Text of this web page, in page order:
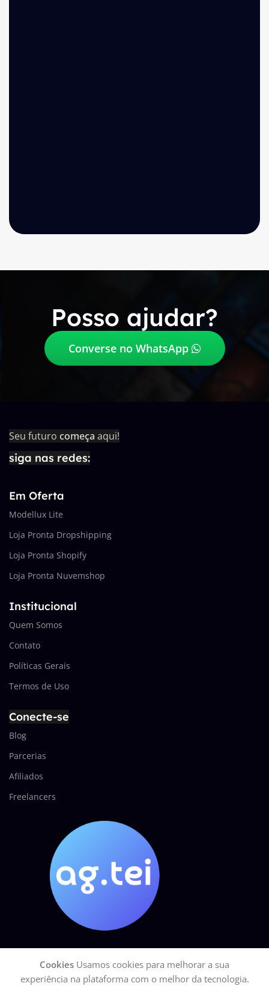
Posso ajudar?
Converse no WhatsApp
Seu futuro começa aqui!
siga nas redes:
Em Oferta
Modellux Lite
Loja Pronta Dropshipping
Loja Pronta Shopify
Loja Pronta Nuvemshop
Institucional
Quem Somos
Contato
Políticas Gerais
Termos de Uso
Conecte-se
Blog
Parcerias
Afiliados
Freelancers
AGÊNCIA TEI 2025 Todos os direitos reservados.GOOGLE Site Seguro
| CNPJ: 27.113.329/0001-15
Cookies Usamos cookies para melhorar a sua
experiência na plataforma com o melhor da tecnologia.